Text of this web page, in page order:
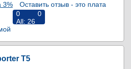
3% Оставить отзыв - это плата
0
0
All: 26
T5